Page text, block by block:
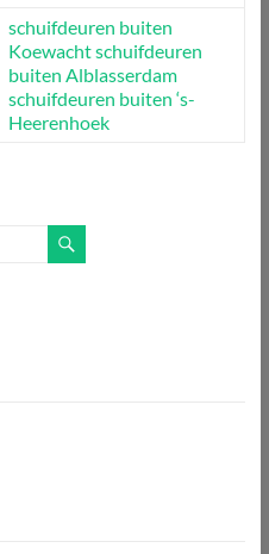
schuifdeuren buiten
Koewachtschuifdeuren
buiten Alblasserdam
schuifdeuren buiten ‘s-
Heerenhoek